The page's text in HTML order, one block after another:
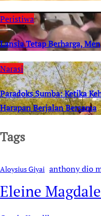
Peristiwa
Lansia Tetap Berharga,
Narasi
Paradoks Sumba: Ketika
Harapan Berjalan Bersama
Tags
Aloysius Giyai anthony dio
Eleine